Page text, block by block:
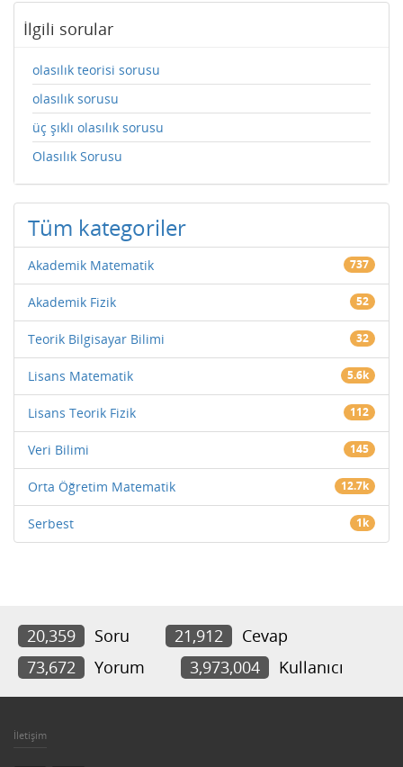
İlgili sorular
olasılık teorisi sorusu
olasılık sorusu
üç şıklı olasılık sorusu
Olasılık Sorusu
Tüm kategoriler
Akademik Matematik 737
Akademik Fizik 52
Teorik Bilgisayar Bilimi 32
Lisans Matematik 5.6k
Lisans Teorik Fizik 112
Veri Bilimi 145
Orta Öğretim Matematik 12.7k
Serbest 1k
20,359 Soru 21,912
Cevap
73,672
Yorum 3,973,004 Kullanıcı
İletişim